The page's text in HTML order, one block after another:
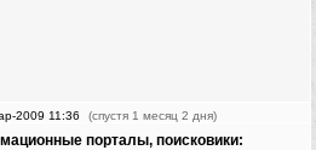
2009 11:36 (спустя 1 месяц 2 дня)
порталы, поисковики: